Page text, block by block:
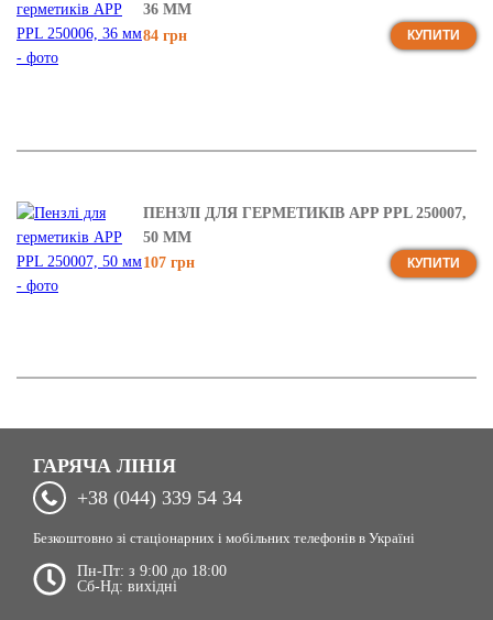
36 ММ
84 грн
КУПИТИ
ПЕНЗЛІ ДЛЯ ГЕРМЕТИКІВ APP PPL 250007,
50 ММ
107 грн
КУПИТИ
ГАРЯЧА ЛІНІЯ
+38 (044) 339 54 34
Безкоштовно зі стаціонарних і мобільних телефонів в Україні
Пн-Пт: з 9:00 до 18:00
Сб-Нд: вихідні